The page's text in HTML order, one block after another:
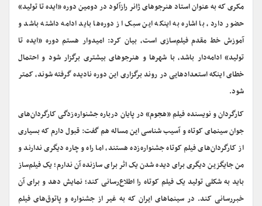
مکری که به عنوان استاد هنرجوهای ژانر رازآلود در دومین دوره «ایده تا تولید»
حضور دارد، با اشاره به اینکه این سبک از دوره‌ها باید ادامه داشته باشد و
آموزش خط مقدم فیلم‌سازی است، بیان کرد: امیدوار هستم دوره «ایده تا
تولید» ادامه‌دار باشد، با شهرها و هنرجوهای بیشتری برگزار شود و احتمال
خطای اینکه استعدادهایی در روند برگزاری این دوره نادیده گرفته شوند، کمتر
شود.
کارگردان و نویسنده فیلم «هجوم» در پایان درباره جشنواره‌زدگی کارگردان‌های
جوان سینمای کوتاه و آسیب شناسی این مساله هم گفت: قبول دارم که بسیاری
از کارگردان‌های فیلم کوتاه جشنواره‌زده هستند، اما راه و چاره دیگری ندارند و
من جایگزین دیگری برای دیده شدن یک اثر برای سازنده آن ندارم؛ یک فیلم‌ساز
باید به شکلی تولید یک فیلم کوتاه را اطلاع‌رسانی کند؛ نمایش دهد و برای آن
خبررسانی کند. در سینماهای ایران که به غیر از جشنواره و پاتوق‌های فیلم